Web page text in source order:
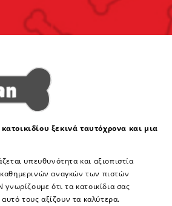
ξεκινά ταυτόχρονα και μια
υπευθυνότητα και αξιοπιστία
αναγκών των πιστών
ότι τα κατοικίδια σας
αυτό τους αξίζουν τα καλύτερα.